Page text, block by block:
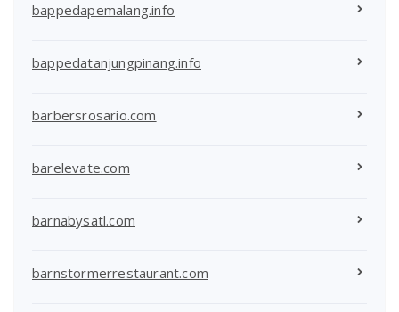
bappedapemalang.info
bappedatanjungpinang.info
barbersrosario.com
barelevate.com
barnabysatl.com
barnstormerrestaurant.com